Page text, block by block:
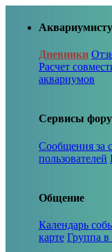
Аквариумисту
Дневники
Расчет
аквариумов
Сервисы
Сообщения за
пользователей
Общение
Календарь
карте Группа